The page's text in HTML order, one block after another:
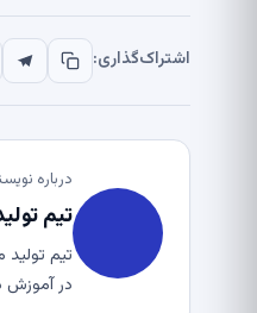
اشتراک‌گذاری:
درباره
تیم
تیم
در آموزش